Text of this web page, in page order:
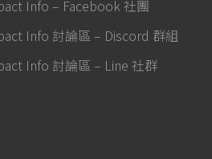
Info – Facebook 社團
Info 討論區 – Discord 群組
Info 討論區 – Line 社群